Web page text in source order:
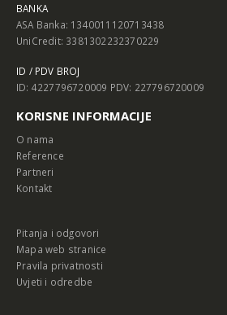
BANKA
ASA Banka: 1340011120713438
UniCredit: 3381302232370229
ID / PDV BROJ
ID: 4227796720009 PDV: 227796720009
KORISNE INFORMACIJE
O nama
Reference
Partneri
Kontakt
Pitanja i odgovori
Mapa web stranice
Pravila privatnosti
Uvjeti i odredbe